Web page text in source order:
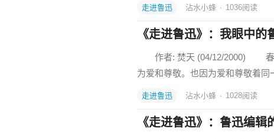
走进鲁迅 沾水小蜂 · 1036阅读
《走进鲁迅》：我眼中的
作者: 焚天 (04/12/2000) 春
为爱和尊敬。也因为爱和尊敬着
走进鲁迅 沾水小蜂 · 1028阅读
《走进鲁迅》：鲁迅编辑